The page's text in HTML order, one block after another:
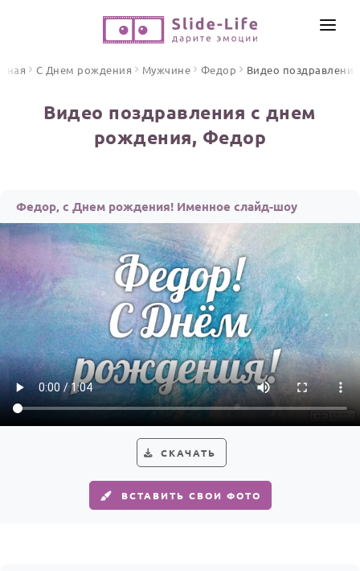
ПО ФОРМАТУ
Открытки
Стихи и тексты
ПРАЗДНИКИ
С Днем рождения
Юбилей
Свадьба
Годовщина свадьбы
Календарь праздников
Женщине
Мужчине
ИНСТРУМЕНТЫ
ОТЗЫВЫ
С Днем рождения Мужчине Федор Видео поздравления
Видео поздравления с днем
рождения, Федор
Федор, с Днем рождения! Именное слайд-шоу
СКАЧАТЬ
ВСТАВИТЬ СВОИ ФОТО